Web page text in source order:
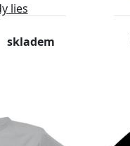
lies
skladem